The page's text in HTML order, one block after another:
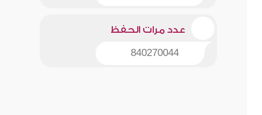
عدد مرات الحفظ
840270044